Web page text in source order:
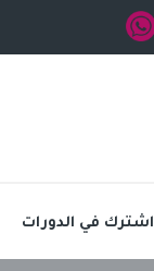
اشترك في الدورات